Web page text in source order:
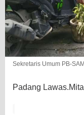
Sekretaris Umum PB-
Padang